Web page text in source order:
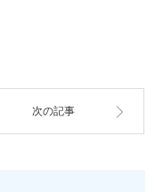
次の記事